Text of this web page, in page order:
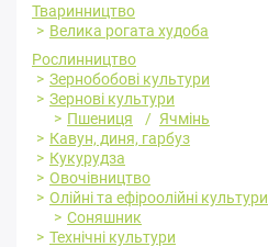
Тваринництво
Велика рогата худоба
Рослинництво
Зернобобові культури
Зернові культури
Пшениця
Ячмінь
Кавун, диня, гарбуз
Кукурудза
Овочівництво
Олійні та ефіроолійні культури
Соняшник
Технічні культури